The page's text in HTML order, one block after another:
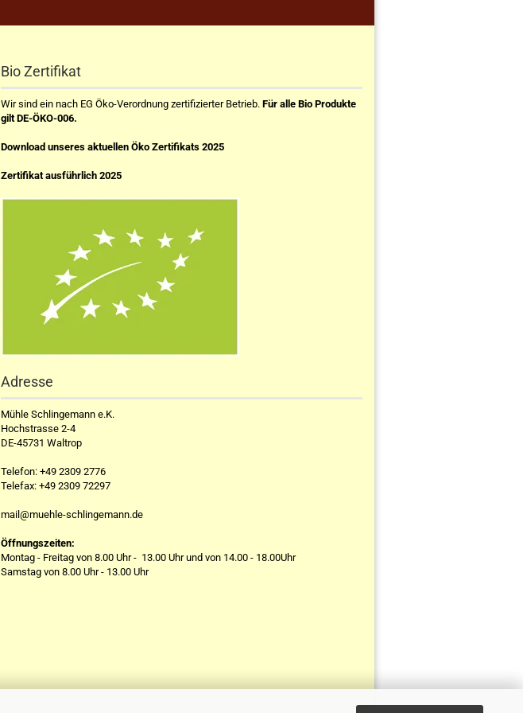
Bio Zertifikat
Wir sind ein nach EG Öko-Verordnung zertifizierter Betrieb. Für alle Bio Produkte
gilt DE-ÖKO-006.
Download unseres aktuellen Öko Zertifikats 2025
Zertifikat ausführlich 2025
Adresse
Mühle Schlingemann e.K.
Hochstrasse 2-4
DE-45731 Waltrop
Telefon: +49 2309 2776
Telefax: +49 2309 72297
mail@muehle-schlingemann.de
Öffnungszeiten:
Montag - Freitag von 8.00 Uhr - 13.00 Uhr und von 14.00 - 18.00Uhr
Samstag von 8.00 Uhr - 13.00 Uhr